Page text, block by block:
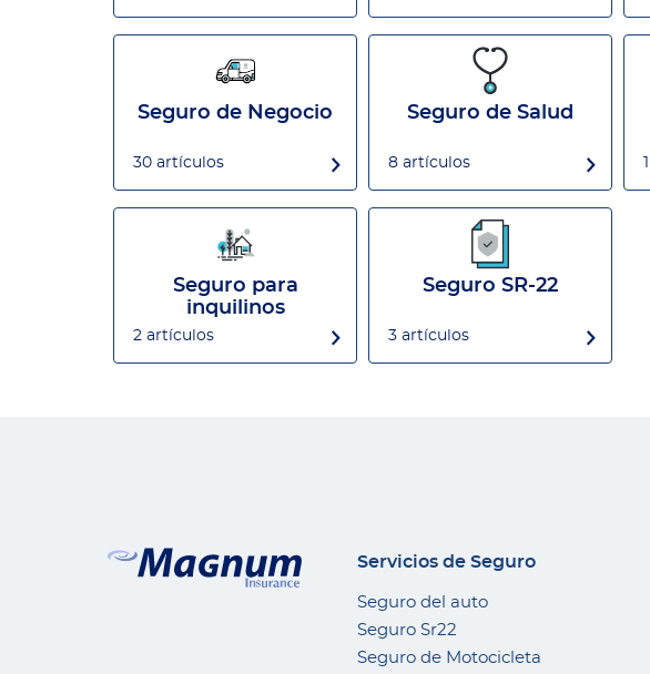
Seguro de Negocio
30 artículos
Seguro de Salud
8 artículos
Seguro para
inquilinos
2 artículos
Seguro SR-22
3 artículos
Servicios de Seguro
Seguro del auto
Seguro Sr22
Seguro de Motocicleta